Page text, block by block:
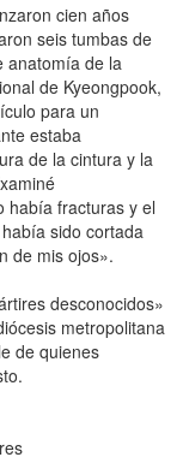
cien años
seis tumbas de
anatomía de la
de Kyeongpook,
para un
estaba
de la cintura y la
había fracturas y el
sido cortada
de mis ojos».
desconocidos»
metropolitana
de quienes